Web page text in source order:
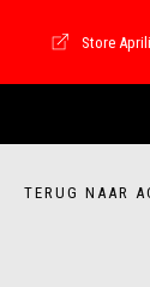
Store
Store
TERUG NAAR